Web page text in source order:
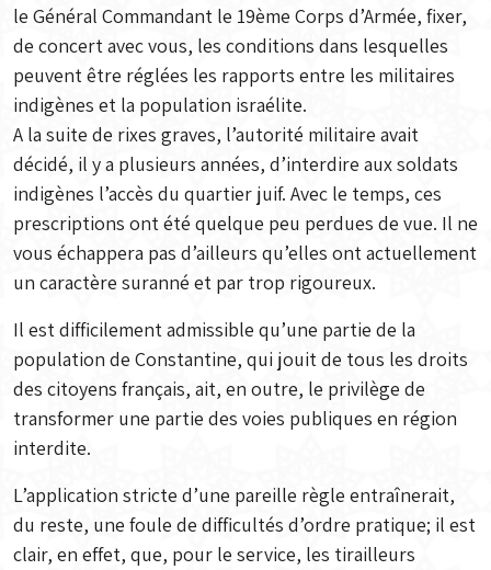
le Général Commandant le 19ème Corps d’Armée, fixer,
de concert avec vous, les conditions dans lesquelles
peuvent être réglées les rapports entre les militaires
indigènes et la population israélite.
A la suite de rixes graves, l’autorité militaire avait
décidé, il y a plusieurs années, d’interdire aux soldats
indigènes l’accès du quartier juif. Avec le temps, ces
prescriptions ont été quelque peu perdues de vue. Il ne
vous échappera pas d’ailleurs qu’elles ont actuellement
un caractère suranné et par trop rigoureux.
Il est difficilement admissible qu’une partie de la
population de Constantine, qui jouit de tous les droits
des citoyens français, ait, en outre, le privilège de
transformer une partie des voies publiques en région
interdite.
L’application stricte d’une pareille règle entraînerait,
du reste, une foule de difficultés d’ordre pratique; il est
clair, en effet, que, pour le service, les tirailleurs